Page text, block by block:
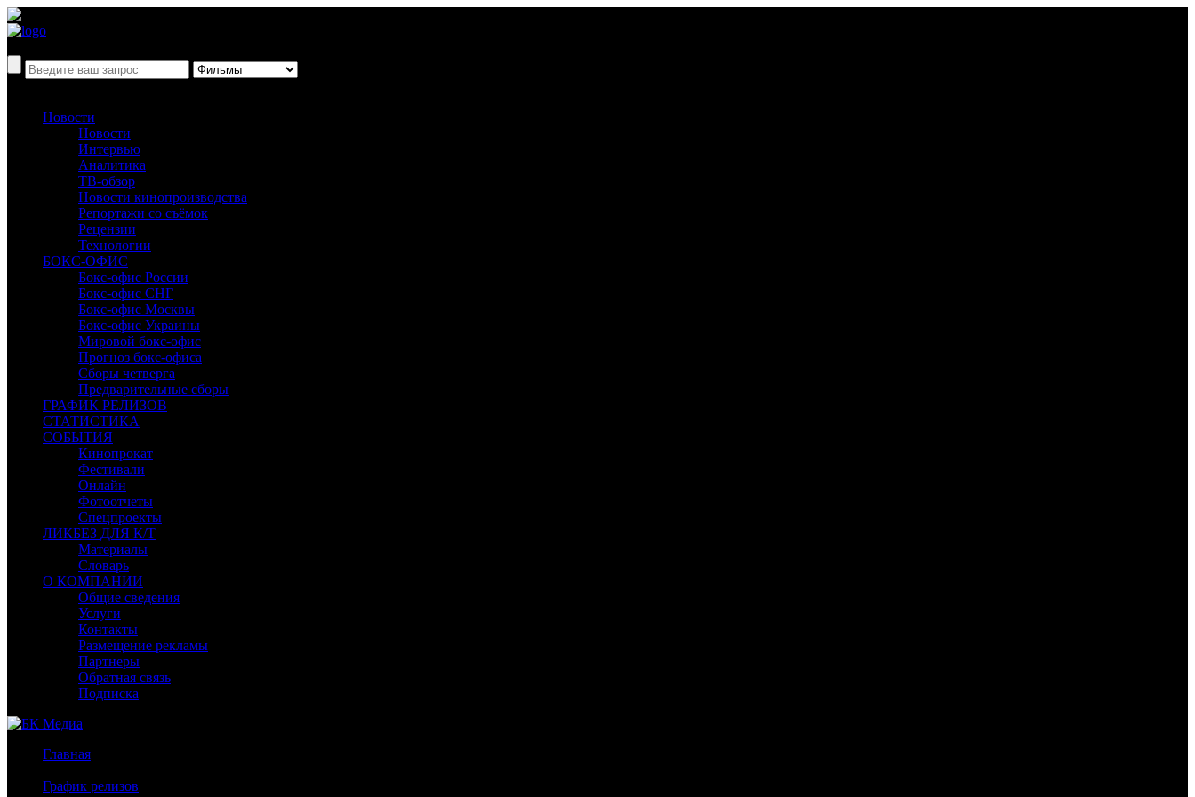
Новости
Новости
Интервью
Аналитика
ТВ-обзор
Новости кинопроизводства
Репортажи со съёмок
Рецензии
Технологии
БОКС-ОФИС
Бокс-офис России
Бокс-офис СНГ
Бокс-офис Москвы
Бокс-офис Украины
Мировой бокс-офис
Прогноз бокс-офиса
Сборы четверга
Предварительные сборы
ГРАФИК РЕЛИЗОВ
СТАТИСТИКА
СОБЫТИЯ
Кинопрокат
Фестивали
Онлайн
Фотоотчеты
Спецпроекты
ЛИКБЕЗ ДЛЯ К/Т
Материалы
Словарь
О КОМПАНИИ
Общие сведения
Услуги
Контакты
Размещение рекламы
Партнеры
Обратная связь
Подписка
Главная
График релизов